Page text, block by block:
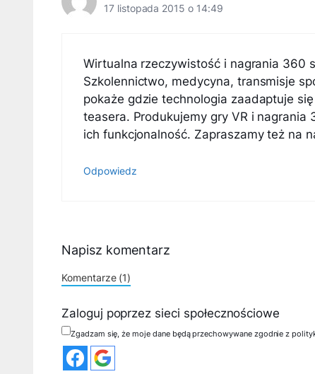
17 listopada 2015 o 14:49
Wirtualna rzeczywistość i nagrania 360
Szkolennictwo, medycyna, transmisje
pokaże gdzie technologia zaadaptuje
teasera. Produkujemy gry VR i
ich funkcjonalność. Zapraszamy też na
Odpowiedz
Napisz komentarz
Komentarze (1)
Zaloguj poprzez sieci społecznościowe
Zgadzam się, że moje dane będą przechowywane zgodnie z